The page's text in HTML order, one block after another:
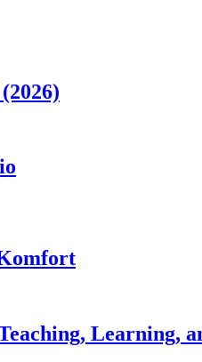
Learning,